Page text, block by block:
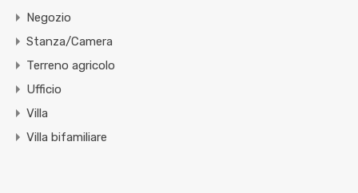
Negozio
Stanza/Camera
Terreno agricolo
Ufficio
Villa
Villa bifamiliare